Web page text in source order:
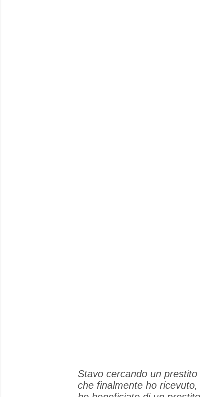
Stavo cercando un prestito
che finalmente ho ricevuto,